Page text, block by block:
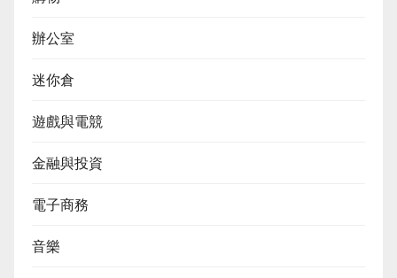
辦公室
迷你倉
遊戲與電競
金融與投資
電子商務
音樂